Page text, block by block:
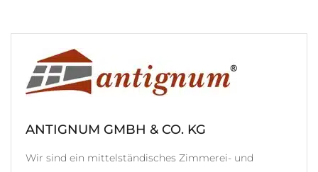
ANTIGNUM GMBH & CO. KG
Wir sind ein mittelständisches Zimmerei- und